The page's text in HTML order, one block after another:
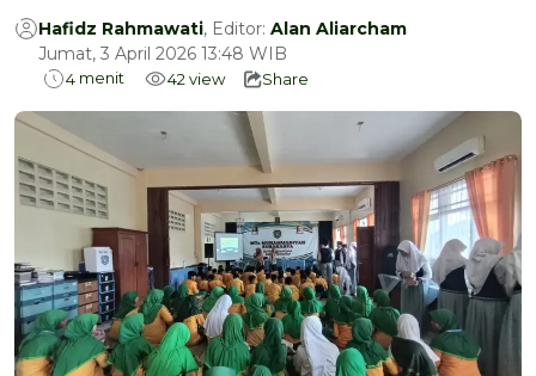
Hafidz Rahmawati, Editor: Alan Aliarcham
Jumat, 3 April 2026 13:48 WIB
4 menit 42 view Share